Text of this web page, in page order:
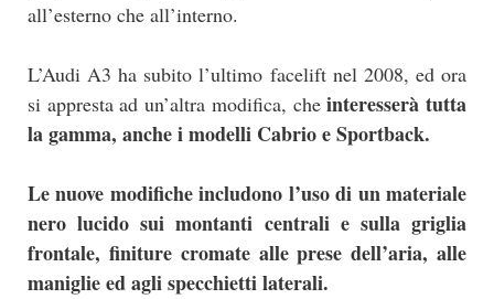
all’esterno che all’interno.
L’Audi A3 ha subito l’ultimo facelift nel 2008, ed ora
si appresta ad un’altra modifica, cheinteresserà tutta
la gamma, anche i modelli Cabrio e Sportback.
Le nuove modifiche includono l’uso di un materiale
nero lucido sui montanti centrali e sulla griglia
frontale, finiture cromate alle prese dell’aria, alle
maniglie ed agli specchietti laterali.